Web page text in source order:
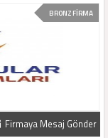
BRONZ FİRMA
Firmaya Mesaj Gönder